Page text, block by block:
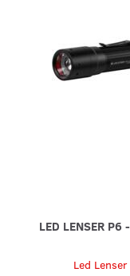
LED LENSER P6
Led Lenser